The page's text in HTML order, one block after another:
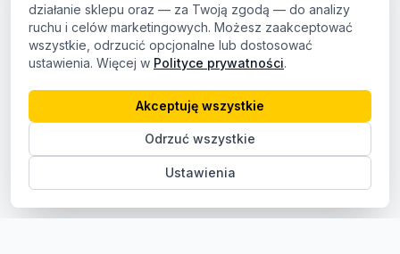
działanie sklepu oraz — za Twoją zgodą — do analizy
ruchu i celów marketingowych. Możesz zaakceptować
wszystkie, odrzucić opcjonalne lub dostosować
ustawienia. Więcej w Polityce prywatności.
Ustawienia
Odrzuć wszystkie
Akceptuję wszystkie